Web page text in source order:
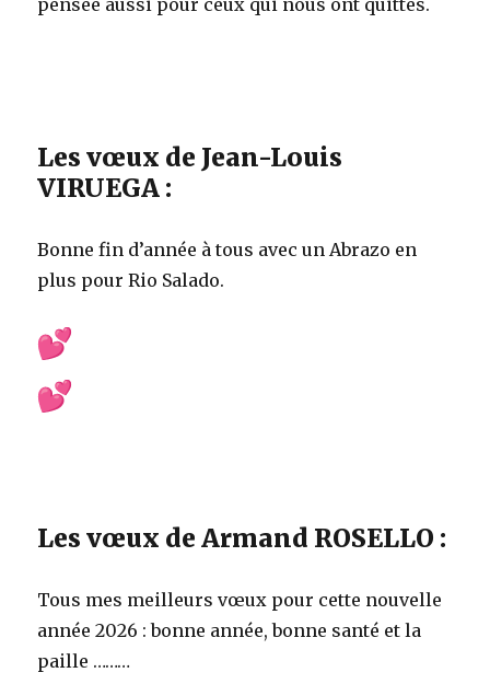
Les vœux de Jean-Louis
VIRUEGA :
Bonne fin d’année à tous avec un Abrazo en
plus pour Rio Salado.
Les vœux de Armand ROSELLO :
Tous mes meilleurs vœux pour cette nouvelle
année 2026 : bonne année, bonne santé et la
paille ………